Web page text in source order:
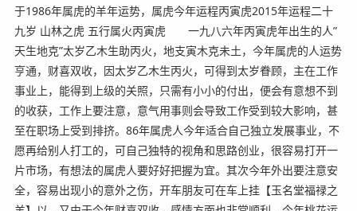
于1986年属虎的羊年运势，属虎今年运程丙寅虎2015年运程二十
九岁 山林之虎 五行属火丙寅虎 一九八六年丙寅虎年出生的人”
天生地克”太岁乙木生助丙火，地支寅木克未土，今年属虎的人运势
亨通，财喜双收，因太岁乙木生丙火，可得到太岁眷顾，主在工作
事业上，能得到上级的关照，只需有小小的付出，便会有意想不到
的收获，工作上要注意，意气用事则会导致工作受到较大影响，甚
至在职场上受到排挤。86年属虎人今年适合自己独立发展事业，不
愿再给别人打工的，可自己独特的视角和思路创业，很容易打开一
片市场，有想法的属虎人要好好把握为宜。其次今年外出要注意安
全，容易出现小的意外之伤，开车朋友可在车上挂【玉名堂福禄之